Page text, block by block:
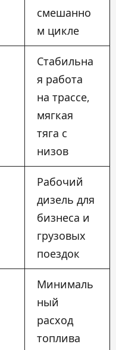
смешанно
м цикле
Стабильна
я работа
на трассе,
мягкая
тяга с
низов
Рабочий
дизель для
бизнеса и
грузовых
поездок
Минималь
ный
расход
топлива